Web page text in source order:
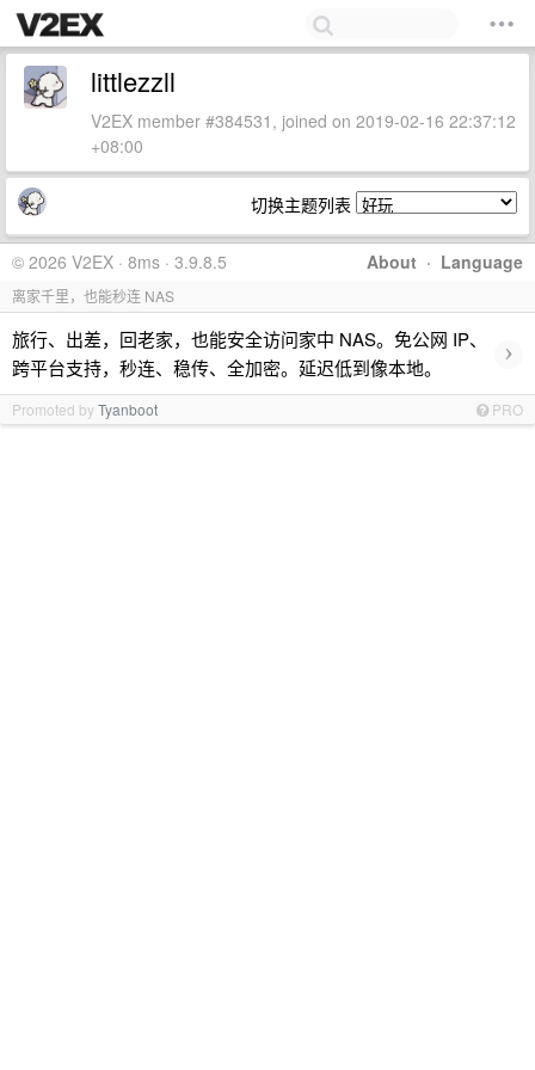
littlezzll
V2EX member #384531, joined on 2019-02-16 22:37:12
+08:00
切换主题列表
About · Language
© 2026 V2EX · 8ms · 3.9.8.5
离家千里，也能秒连 NAS
旅行、出差，回老家，也能安全访问家中 NAS。免公网 IP、
跨平台支持，秒连、稳传、全加密。延迟低到像本地。
›
Promoted byTyanboot PRO